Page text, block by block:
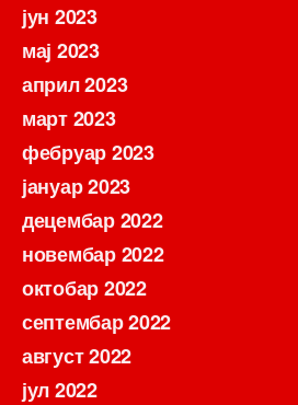
јун 2023
мај 2023
април 2023
март 2023
фебруар 2023
јануар 2023
децембар 2022
новембар 2022
октобар 2022
септембар 2022
август 2022
јул 2022